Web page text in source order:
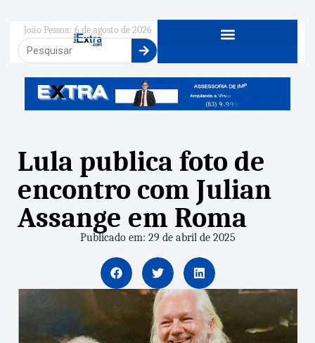
João Pessoa: 6 de agosto de 2026
Lula publica foto de
encontro com Julian
Assange em Roma
Publicado em: 29 de abril de 2025